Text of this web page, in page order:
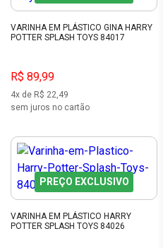
VARINHA EM PLÁSTICO GINA HARRY
POTTER SPLASH TOYS 84017
R$ 89,99
4x de R$ 22,49
sem juros no cartão
PREÇO EXCLUSIVO
VARINHA EM PLÁSTICO HARRY
POTTER SPLASH TOYS 84026